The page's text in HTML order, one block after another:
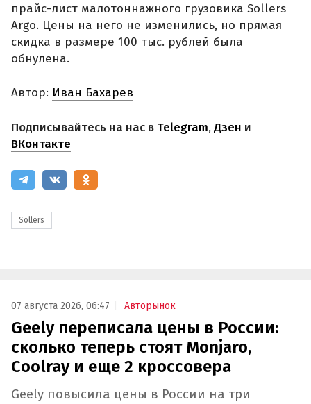
прайс-лист малотоннажного грузовика Sollers
Argo. Цены на него не изменились, но прямая
скидка в размере 100 тыс. рублей была
обнулена.
Автор: Иван Бахарев
Подписывайтесь на нас в Telegram,Дзен и
ВКонтакте
Sollers
07 августа 2026, 06:47 Авторынок
Geely переписала цены в России:
сколько теперь стоят Monjaro,
Coolray и еще 2 кроссовера
Geely повысила цены в России на три